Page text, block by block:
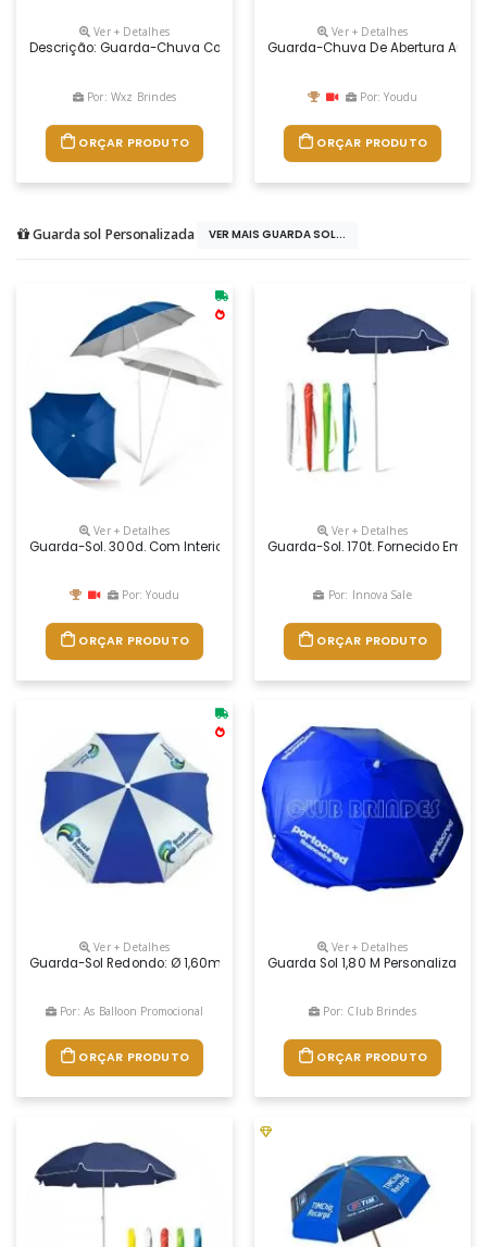
Ver + Detalhes
Descrição: Guarda-Chuva Com Tecido De Nylon E Abertura
Por: Wxz Brindes
ORÇAR PRODUTO
Ver + Detalhes
Guarda-Chuva De Abertura
Por: Youdu
ORÇAR PRODUTO
Guarda sol Personalizada VER MAIS GUARDA SOL...
Ver + Detalhes
Guarda-Sol. 300d. Com Interior Prateado E Cabo Direcionável.
Por: Youdu
ORÇAR PRODUTO
Ver + Detalhes
Guarda-Sol. 170t. Fornecido Em
Por: Innova Sale
ORÇAR PRODUTO
Ver + Detalhes
Guarda-Sol Redondo: Ø 1,60m / Ø 1,80m / Ø 2,00m Guarda-Sol
Por: As Balloon Promocional
ORÇAR PRODUTO
Ver + Detalhes
Guarda Sol 1,80 M Personalizado
Por: Club Brindes
ORÇAR PRODUTO